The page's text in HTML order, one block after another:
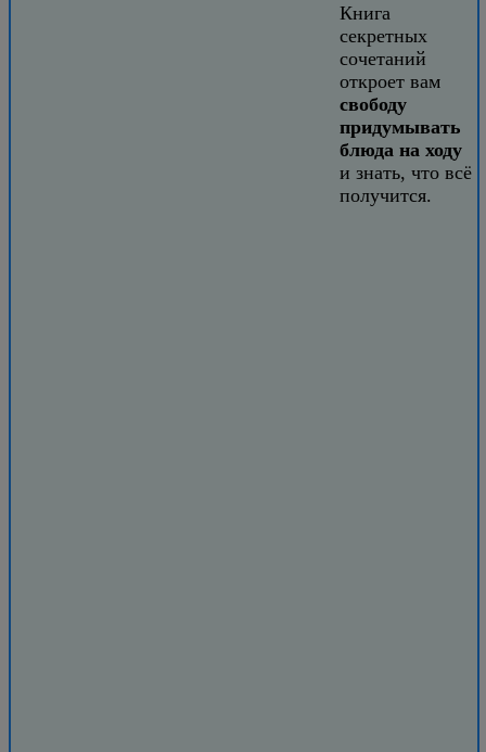
Книга
секретных
сочетаний
откроет вам
свободу
придумывать
блюда на ходу
и знать, что всё
получится.